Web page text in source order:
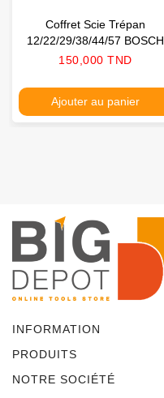
Coffret Scie Trépan
12/22/29/38/44/57 BOSCH
Prix
150,000 TND
Ajouter au panier
INFORMATION
PRODUITS
NOTRE SOCIÉTÉ